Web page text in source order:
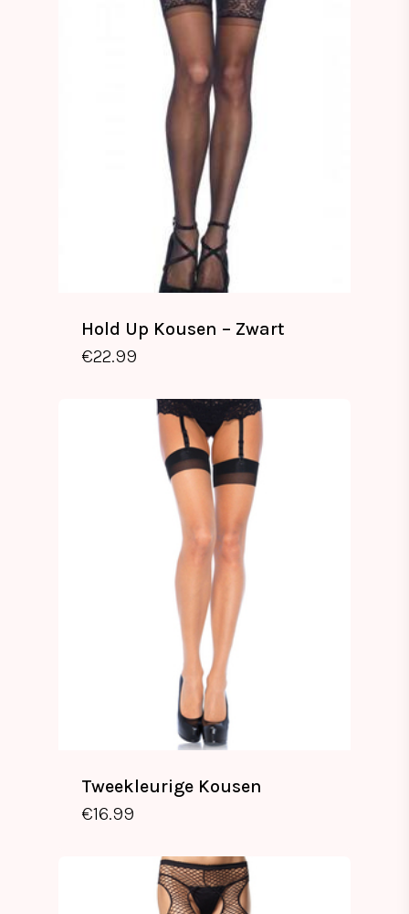
Hold Up Kousen – Zwart
€22.99
Tweekleurige Kousen
€16.99